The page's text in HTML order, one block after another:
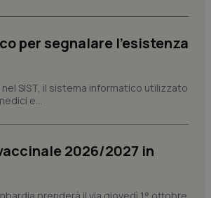
per segnalare l’esistenza
SIST, il sistema informatico utilizzato
e...
2026/2027 in
Marketing
funzionalità di base quali la navigazione sulle pagine
correttamente senza questi cookie.
4
Questo cookie viene utilizzato per memorizzare le
scelte di consenso e privacy dell'utente per la loro
del visitatore riguardo a varie politiche e
preferenze siano onorate nelle sessioni future.
dei cookie di Cookie-Script.com funzioni